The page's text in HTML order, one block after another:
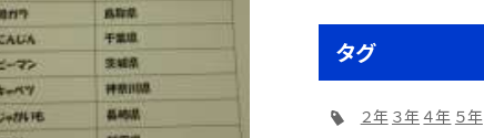
タグ
２年 ３年４年 ５年